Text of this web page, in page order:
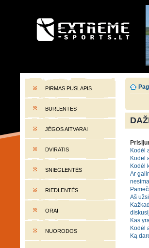
EXTREME-SPORTS.LT
PIRMAS PUSLAPIS
BURLENTĖS
JĖGOS AITVARAI
DVIRATIS
SNIEGLENTĖS
RIEDLENTĖS
ORAI
NUORODOS
Kodėl
Kodėl
Kodėl
Ar
Aš
Kas
Kodėl
Ką